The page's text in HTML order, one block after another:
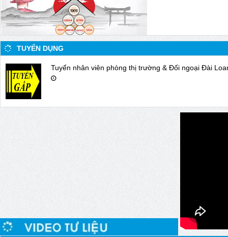
TUYỂN DỤNG
Tuyển nhân viên phòng thị trường & Đối ngoại Đài